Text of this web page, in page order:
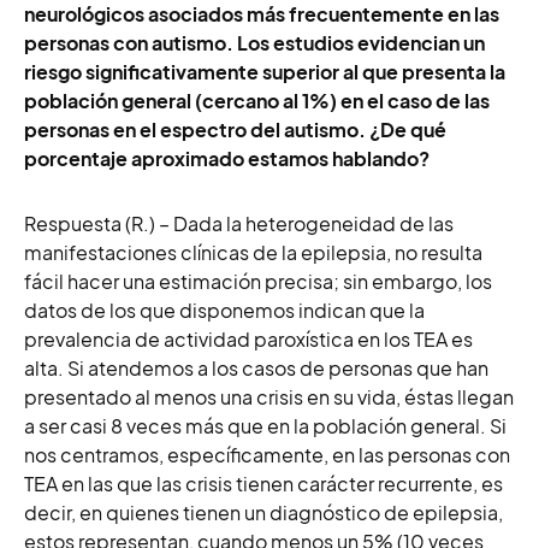
neurológicos asociados más frecuentemente en las
personas con autismo. Los estudios evidencian un
riesgo significativamente superior al que presenta la
población general (cercano al 1%) en el caso de las
personas en el espectro del autismo. ¿De qué
porcentaje aproximado estamos hablando?
Respuesta (R.) – Dada la heterogeneidad de las
manifestaciones clínicas de la epilepsia, no resulta
fácil hacer una estimación precisa; sin embargo, los
datos de los que disponemos indican que la
prevalencia de actividad paroxística en los TEA es
alta. Si atendemos a los casos de personas que han
presentado al menos una crisis en su vida, éstas llegan
a ser casi 8 veces más que en la población general. Si
nos centramos, específicamente, en las personas con
TEA en las que las crisis tienen carácter recurrente, es
decir, en quienes tienen un diagnóstico de epilepsia,
estos representan, cuando menos un 5% (10 veces